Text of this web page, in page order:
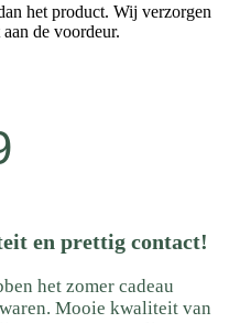
het product. Wij verzorgen
de voordeur.
en prettig contact!
het zomer cadeau
Mooie kwaliteit van